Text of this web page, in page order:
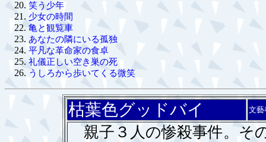
笑う少年
少女の時間
亀と観覧車
あなたの隣にいる孤独
平凡な革命家の食卓
礼儀正しい空き巣の死
うしろから歩いてくる微笑
枯葉色グッドバイ 文藝
親子３人の惨殺事件。そ